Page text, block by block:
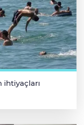
ihtiyaçları